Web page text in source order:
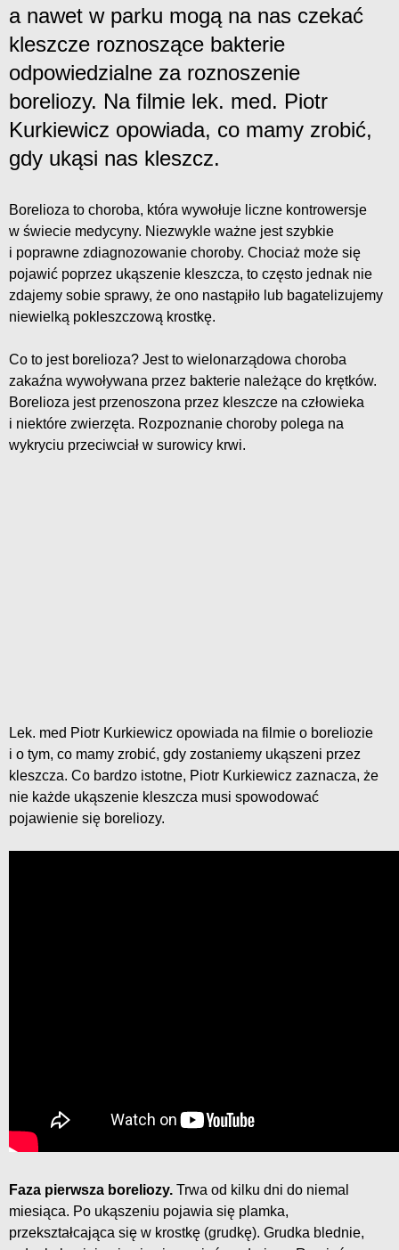
a nawet w parku mogą na nas czekać
kleszcze roznoszące bakterie
odpowiedzialne za roznoszenie
boreliozy. Na filmie lek. med. Piotr
Kurkiewicz opowiada, co mamy zrobić,
gdy ukąsi nas kleszcz.
Borelioza to choroba, która wywołuje liczne kontrowersje
w świecie medycyny. Niezwykle ważne jest szybkie
i poprawne zdiagnozowanie choroby. Chociaż może się
pojawić poprzez ukąszenie kleszcza, to często jednak nie
zdajemy sobie sprawy, że ono nastąpiło lub bagatelizujemy
niewielką pokleszczową krostkę.
Co to jest borelioza? Jest to wielonarządowa choroba
zakaźna wywoływana przez bakterie należące do krętków.
Borelioza jest przenoszona przez kleszcze na człowieka
i niektóre zwierzęta. Rozpoznanie choroby polega na
wykryciu przeciwciał w surowicy krwi.
Lek. med Piotr Kurkiewicz opowiada na filmie o boreliozie
i o tym, co mamy zrobić, gdy zostaniemy ukąszeni przez
kleszcza. Co bardzo istotne, Piotr Kurkiewicz zaznacza, że
nie każde ukąszenie kleszcza musi spowodować
pojawienie się boreliozy.
Faza pierwsza boreliozy. Trwa od kilku dni do niemal
miesiąca. Po ukąszeniu pojawia się plamka,
przekształcająca się w krostkę (grudkę). Grudka blednie,